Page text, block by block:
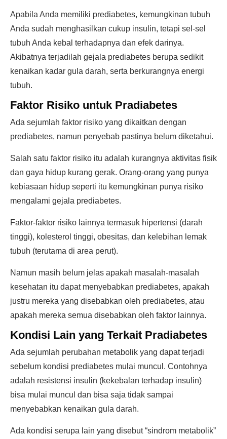
Apabila Anda memiliki prediabetes, kemungkinan tubuh
Anda sudah menghasilkan cukup insulin, tetapi sel-sel
tubuh Anda kebal terhadapnya dan efek darinya.
Akibatnya terjadilah gejala prediabetes berupa sedikit
kenaikan kadar gula darah, serta berkurangnya energi
tubuh.
Faktor Risiko untuk Pradiabetes
Ada sejumlah faktor risiko yang dikaitkan dengan
prediabetes, namun penyebab pastinya belum diketahui.
Salah satu faktor risiko itu adalah kurangnya aktivitas fisik
dan gaya hidup kurang gerak. Orang-orang yang punya
kebiasaan hidup seperti itu kemungkinan punya risiko
mengalami gejala prediabetes.
Faktor-faktor risiko lainnya termasuk hipertensi (darah
tinggi), kolesterol tinggi, obesitas, dan kelebihan lemak
tubuh (terutama di area perut).
Namun masih belum jelas apakah masalah-masalah
kesehatan itu dapat menyebabkan prediabetes, apakah
justru mereka yang disebabkan oleh prediabetes, atau
apakah mereka semua disebabkan oleh faktor lainnya.
Kondisi Lain yang Terkait Pradiabetes
Ada sejumlah perubahan metabolik yang dapat terjadi
sebelum kondisi prediabetes mulai muncul. Contohnya
adalah resistensi insulin (kekebalan terhadap insulin)
bisa mulai muncul dan bisa saja tidak sampai
menyebabkan kenaikan gula darah.
Ada kondisi serupa lain yang disebut “sindrom metabolik”